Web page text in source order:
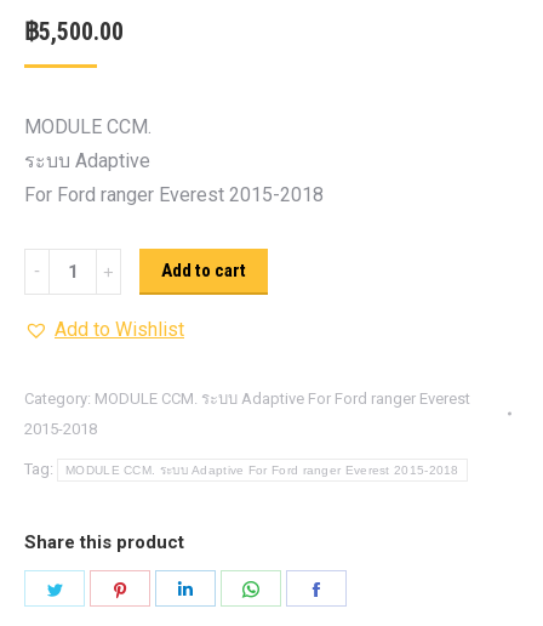
฿5,500.00
MODULE CCM.
ระบบ Adaptive
For Ford ranger Everest 2015-2018
MODULE
CCM.
ระบบ
For
Ford
ranger
2015-
2018
quantity
Add to cart
Add to Wishlist
Category: MODULE CCM. ระบบ Adaptive For Ford ranger Everest
2015-2018
Tag: MODULE CCM. ระบบ Adaptive For Ford ranger Everest 2015-2018
Share this product